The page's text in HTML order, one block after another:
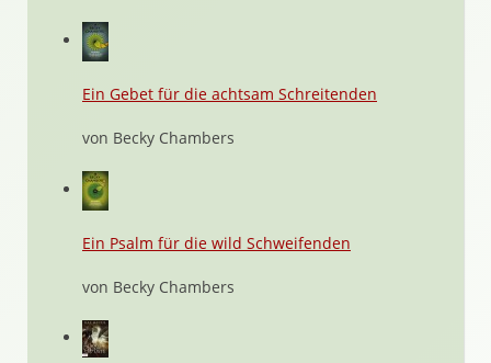
Ein Gebet für die achtsam Schreitenden
von Becky Chambers
Ein Psalm für die wild Schweifenden
von Becky Chambers